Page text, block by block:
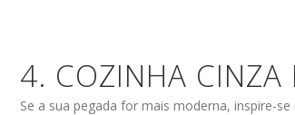
4. COZINHA CINZA
Se a sua pegada for mais moderna, inspire-